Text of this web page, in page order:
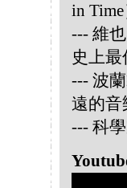
in Time
--- 維
史上最
--- 波
遠的音
--- 科